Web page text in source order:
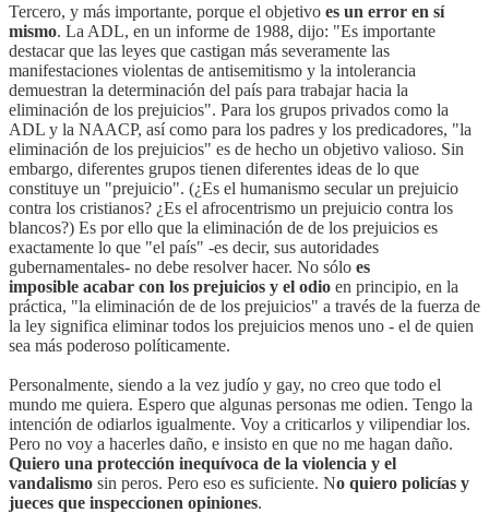
Tercero, y más importante, porque el objetivo es un error en sí
mismo. La ADL, en un informe de 1988, dijo: "Es importante
destacar que las leyes que castigan más severamente las
manifestaciones violentas de antisemitismo y la intolerancia
demuestran la determinación del país para trabajar hacia la
eliminación de los prejuicios". Para los grupos privados como la
ADL y la NAACP, así como para los padres y los predicadores, "la
eliminación de los prejuicios" es de hecho un objetivo valioso. Sin
embargo, diferentes grupos tienen diferentes ideas de lo que
constituye un "prejuicio". (¿Es el humanismo secular un prejuicio
contra los cristianos? ¿Es el afrocentrismo un prejuicio contra los
blancos?) Es por ello que la eliminación de de los prejuicios es
exactamente lo que "el país" -es decir, sus autoridades
gubernamentales- no debe resolver hacer. No sólo es
imposible acabar con los prejuicios y el odio en principio, en la
práctica, "la eliminación de de los prejuicios" a través de la fuerza de
la ley significa eliminar todos los prejuicios menos uno - el de quien
sea más poderoso políticamente.
Personalmente, siendo a la vez judío y gay, no creo que todo el
mundo me quiera. Espero que algunas personas me odien. Tengo la
intención de odiarlos igualmente. Voy a criticarlos y vilipendiar los.
Pero no voy a hacerles daño, e insisto en que no me hagan daño.
Quiero una protección inequívoca de la violencia y el
vandalismo sin peros. Pero eso es suficiente. No quiero policías y
jueces que inspeccionen opiniones.